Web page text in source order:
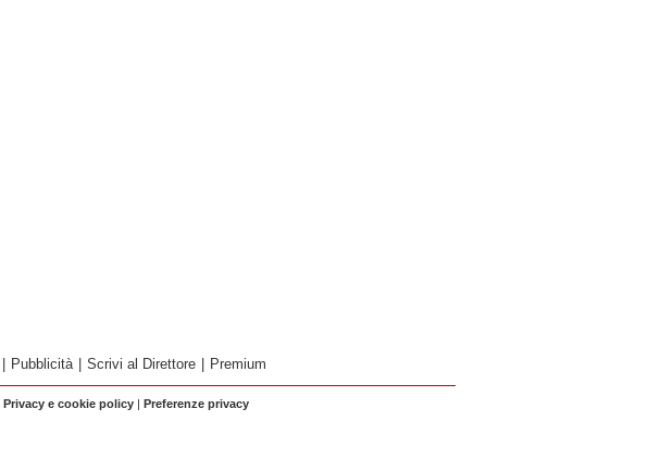
Pubblicità Scrivi al Direttore Premium
Privacy e cookie policy | Preferenze privacy